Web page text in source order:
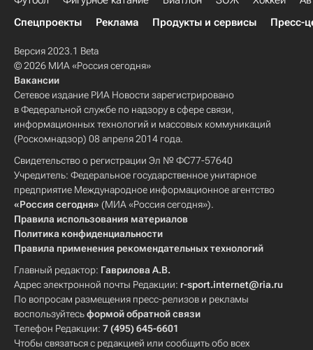
Спецпроекты
Реклама Продукты и сервисы Пресс-
Версия 2023.1 Beta
© 2026 МИА «Россия сегодня»
Вакансии
Сетевое издание РИА Новости зарегистрировано
в Федеральной службе по надзору в сфере связи,
информационных технологий и массовых коммуникаций
(Роскомнадзор) 08 апреля 2014 года.
Свидетельство о регистрации Эл № ФС77-57640
Учредитель: Федеральное государственное унитарное
предприятие Международное информационное агентство
«Россия сегодня» (МИА «Россия сегодня»).
Правила использования материалов
Политика конфиденциальности
Правила применения рекомендательных технологий
Главный редактор: Гаврилова А.В.
Адрес электронной почты Редакции: r-sport.internet@ria.ru
По вопросам размещения пресс-релизов и рекламы
воспользуйтесьформой обратной связи
Телефон Редакции: 7 (495) 645-6601
Чтобы связаться с редакцией или сообщить обо всех